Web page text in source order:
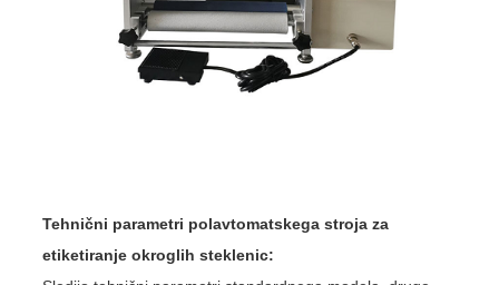
Tehnični parametri polavtomatskega stroja za
etiketiranje okroglih steklenic: